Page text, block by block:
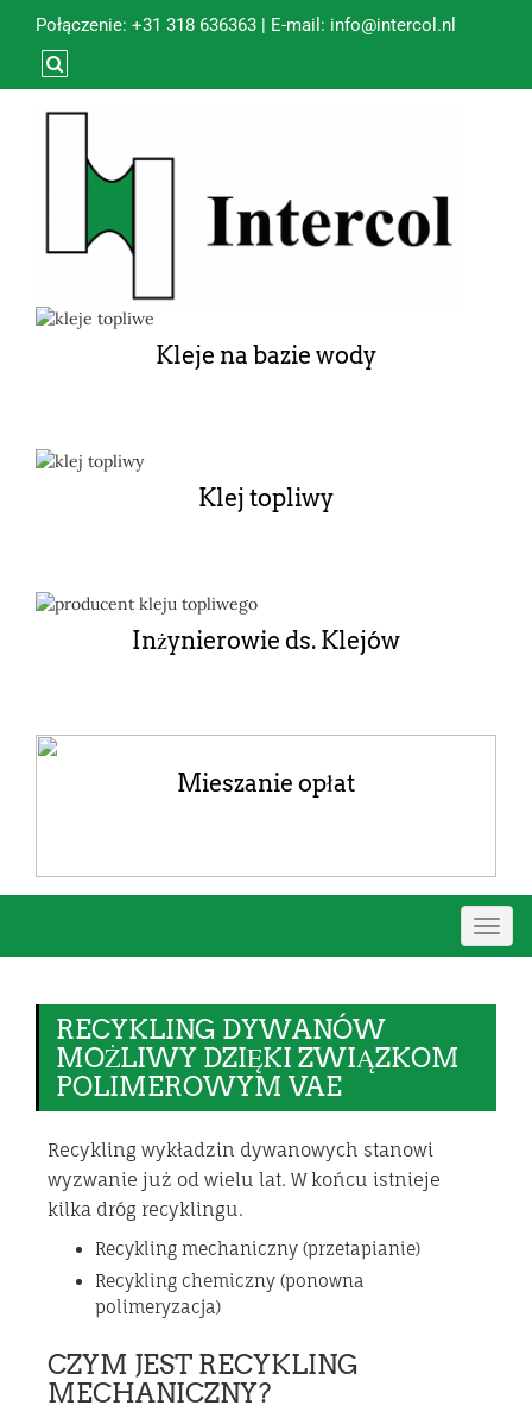
Połączenie: +31 318 636363 | E-mail: info@intercol.nl
Kleje na bazie wody
Klej topliwy
Inżynierowie ds. Klejów
Mieszanie opłat
RECYKLING DYWANÓW
MOŻLIWY DZIĘKI ZWIĄZKOM
POLIMEROWYM VAE
Recykling wykładzin dywanowych stanowi
wyzwanie już od wielu lat. W końcu istnieje
kilka dróg recyklingu.
Recykling mechaniczny (przetapianie)
Recykling chemiczny (ponowna
polimeryzacja)
CZYM JEST RECYKLING
MECHANICZNY?